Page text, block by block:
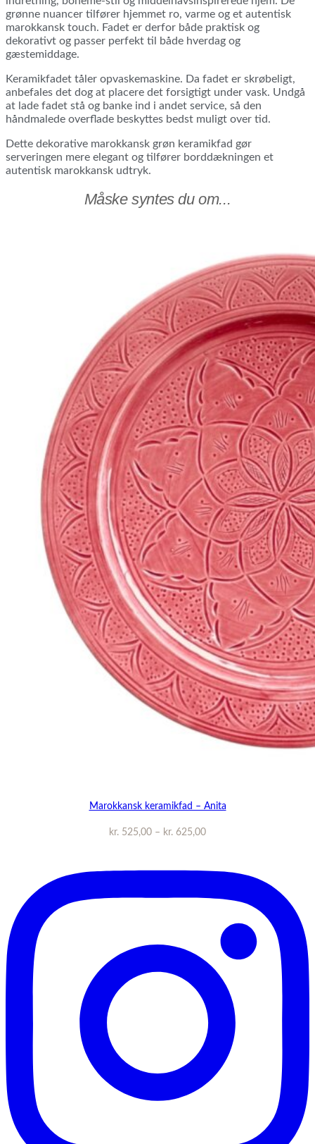
grønne nuancer tilfører hjemmet ro, varme og et autentisk
marokkansk touch. Fadet er derfor både praktisk og
dekorativt og passer perfekt til både hverdag og
gæstemiddage.
Keramikfadet tåler opvaskemaskine. Da fadet er skrøbeligt,
anbefales det dog at placere det forsigtigt under vask. Undgå
at lade fadet stå og banke ind i andet service, så den
håndmalede overflade beskyttes bedst muligt over tid.
Dette dekorative marokkansk grøn keramikfad gør
serveringen mere elegant og tilfører borddækningen et
autentisk marokkansk udtryk.
Måske syntes du om...
Marokkansk keramikfad – Anita
kr. 525,00 – kr. 625,00Prisinterval: